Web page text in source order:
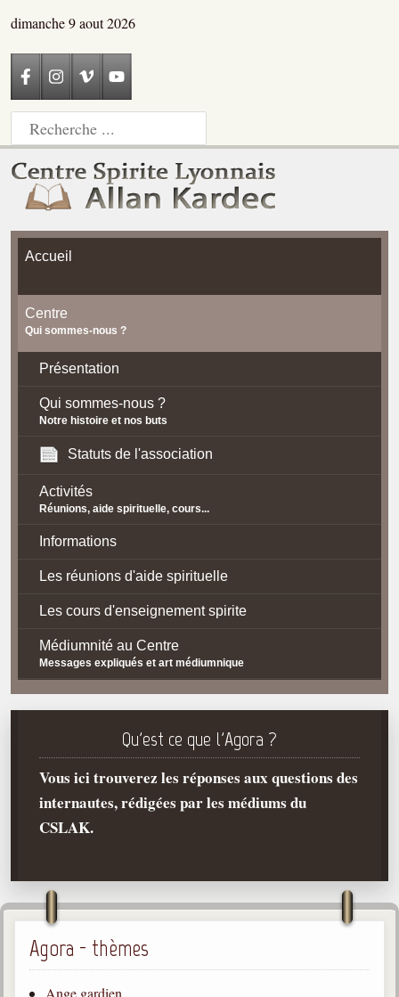
dimanche 9 aout 2026
Accueil
Centre
Qui sommes-nous ?
Présentation
Qui sommes-nous ?
Notre histoire et nos buts
Statuts de l'association
Activités
Réunions, aide spirituelle, cours...
Informations
Les réunions d'aide spirituelle
Les cours d'enseignement spirite
Médiumnité au Centre
Messages expliqués et art médiumnique
Contact / Accès
Plan d'accès
Spiritisme
Qu'est-ce que c'est ?
Philosophie
La doctrine d'Allan Kardec
But des manifestations spirites
Qu'est ce que l'Agora ?
Vous ici trouverez les réponses aux questions des
internautes, rédigées par les médiums du
CSLAK.
Agora - thèmes
Ange gardien